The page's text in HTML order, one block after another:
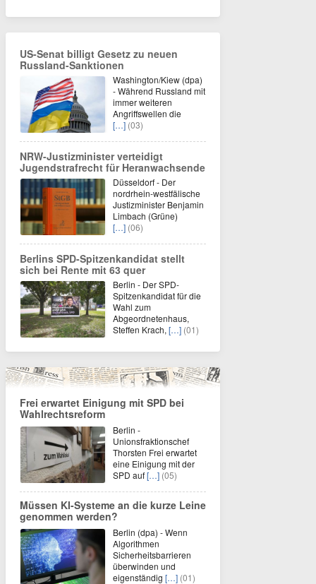
US-Senat billigt Gesetz zu neuen
Russland-Sanktionen
Washington/Kiew (dpa)
- Während Russland mit
immer weiteren
Angriffswellen die
[…] (03)
NRW-Justizminister verteidigt
Jugendstrafrecht für Heranwachsende
Düsseldorf - Der
nordrhein-westfälische
Justizminister Benjamin
Limbach (Grüne)
[…] (06)
Berlins SPD-Spitzenkandidat stellt
sich bei Rente mit 63 quer
Berlin - Der SPD-
Spitzenkandidat für die
Wahl zum
Abgeordnetenhaus,
Steffen Krach, […] (01)
Frei erwartet Einigung mit SPD bei
Wahlrechtsreform
Berlin -
Unionsfraktionschef
Thorsten Frei erwartet
eine Einigung mit der
SPD auf[…] (05)
Müssen KI-Systeme an die kurze Leine
genommen werden?
Berlin (dpa) - Wenn
Algorithmen
Sicherheitsbarrieren
überwinden und
eigenständig […] (01)